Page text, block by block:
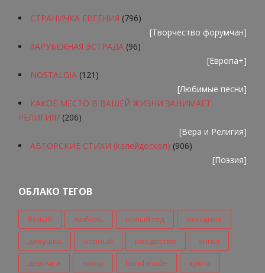
СТРАНИЧКА ЕВГЕНИЯ (796)
[Творчество форумчан]
ЗАРУБЕЖНАЯ ЭСТРАДА (96)
[Европа+]
NOSTALGIA (121)
[Любимые песни]
КАКОЕ МЕСТО В ВАШЕЙ ЖИЗНИ ЗАНИМАЕТ
РЕЛИГИЯ? (206)
[Вера и Религия]
АВТОРСКИЕ СТИХИ (калейдоскоп) (906)
[Поэзия]
ОБЛАКО ТЕГОВ
белый любовь новый год женщина
девушка черный рождество ангел
девочка юмор hand-made кукла